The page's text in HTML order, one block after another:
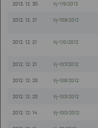
2013. 12. 30 Vj-115/2013
2012. 12. 21 Vj-109/2012
2012. 12. 21 Vj-110/2012
2012. 12. 21 Vj-107/2012
2012. 12. 20 Vj-106/2012
2012. 12. 20 Vj-103/2012
2012. 12. 14 Vj-100/2012